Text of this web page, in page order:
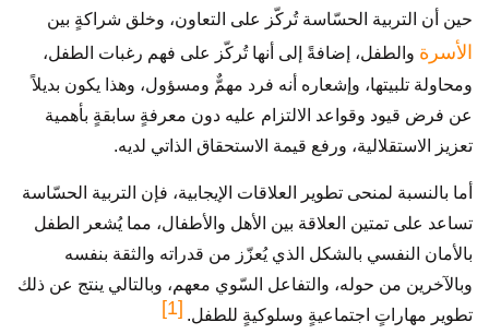
حين أن التربية الحسّاسة تُركّز على التعاون، وخلق شراكةٍ بين
الأسرة والطفل، إضافةً إلى أنها تُركّز على فهم رغبات الطفل،
ومحاولة تلبيتها، وإشعاره أنه فرد مهمٌّ ومسؤول، وهذا يكون بديلاً
عن فرض قيود وقواعد الالتزام عليه دون معرفةٍ سابقةٍ بأهمية
تعزيز الاستقلالية، ورفع قيمة الاستحقاق الذاتي لديه.
أما بالنسبة لمنحى تطوير العلاقات الإيجابية، فإن التربية الحسّاسة
تساعد على تمتين العلاقة بين الأهل والأطفال، مما يُشعر الطفل
بالأمان النفسي بالشكل الذي يُعزّز من قدراته والثقة بنفسه
وبالآخرين من حوله، والتفاعل السّوي معهم، وبالتالي ينتج عن ذلك
تطوير مهاراتٍ اجتماعيةٍ وسلوكيةٍ للطفل. [1]